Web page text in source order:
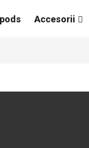
Accesorii